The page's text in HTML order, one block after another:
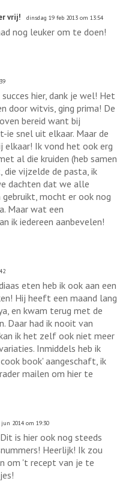
vrij! dinsdag 19 feb 2013 om 13:54
nog leuker om te doen!
hier, dank je wel! Het
door witvis, ging prima! De
bereid want bij
ie snel uit elkaar. Maar de
elkaar! Ik vond het ook erg
al die kruiden (heb samen
die vijzelde de pasta, ik
dachten dat we alle
mocht er ook nog
Maar wat een
ik iedereen aanbevelen!
eten heb ik ook aan een
Hij heeft een maand lang
en kwam terug met de
Daar had ik nooit van
ik het zelf ook niet meer
Inmiddels heb ik
book' aangeschaft, ik
mailen om hier te
2014 om 19:30
is hier ook nog steeds
Heerlijk! Ik zou
om 't recept van je te